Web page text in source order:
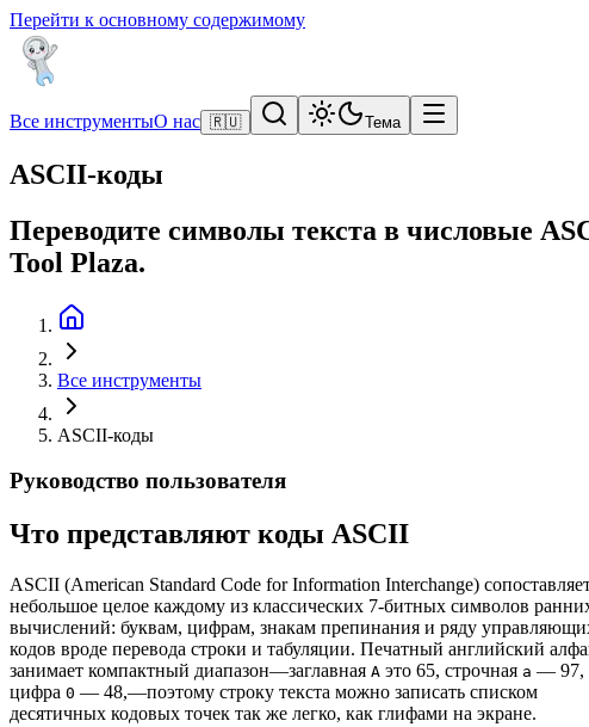
Перейти к основному содержимому
Все инструментыО нас 🇷🇺 Тема
ASCII-коды
Переводите символы текста в числовые
Tool Plaza.
Все инструменты
ASCII-коды
Руководство пользователя
Что представляют коды ASCII
ASCII (American Standard Code for Information Interchange)
небольшое целое каждому из классических 7-битных символов
вычислений: буквам, цифрам, знакам препинания и ряду
кодов вроде перевода строки и табуляции. Печатный английский
занимает компактный диапазон—заглавная A это 65, строчная a — 97,
цифра 0 — 48,—поэтому строку текста можно записать списком
десятичных кодовых точек так же легко, как глифами на экране.